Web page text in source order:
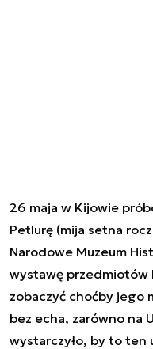
26 maja w Kijowie
Petlurę (mija setna
Narodowe Muzeum
wystawę przedmiotów
zobaczyć choćby jego
bez echa, zarówno na
wystarczyło, by to